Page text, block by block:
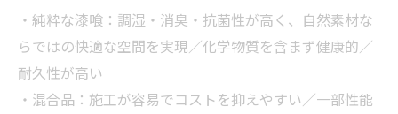
・純粋な漆喰：調湿・消臭・抗菌性が高く、自然素材な
らではの快適な空間を実現／化学物質を含まず健康的／
耐久性が高い
・混合品：施工が容易でコストを抑えやすい／一部性能